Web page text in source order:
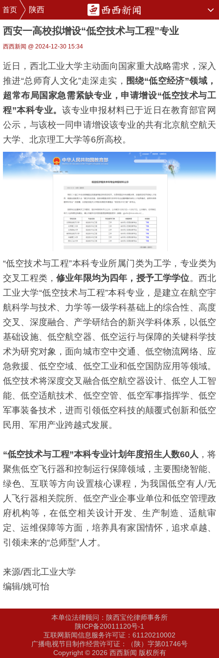
首页 陕西
西安一高校拟增设“低空技术与工程”专业
西西新闻 @ 2024-12-30 15:34
近日，西北工业大学主动面向国家重大战略需求，深入
推进“总师育人文化”走深走实， 围绕“低空经济”领域，
超常布局国家急需紧缺专业，申请增设“低空技术与工
程”本科专业。 该专业申报材料已于近日在教育部官网
公示，与该校一同申请增设该专业的共有北京航空航天
大学、北京理工大学等6所高校。
“低空技术与工程”本科专业所属门类为工学，专业类为
交叉工程类，修业年限均为四年，授予工学学位。西北
工业大学“低空技术与工程”本科专业，是建立在航空宇
航科学与技术、力学等一级学科基础上的综合性、高度
交叉、深度融合、产学研结合的新兴学科体系，以低空
基础设施、低空航空器、低空运行与保障的关键科学技
术为研究对象，面向城市空中交通、低空物流网络、应
急救援、低空空域、低空工业和低空国防应用等领域。
低空技术将深度交叉融合低空航空器设计、低空人工智
能、低空适航技术、低空空管、低空军事指挥学、低空
军事装备技术，进而引领低空科技的颠覆式创新和低空
民用、军用产业跨越式发展。
“低空技术与工程”本科专业计划年度招生人数60人 ，将
聚焦低空飞行器和控制运行保障领域，主要围绕智能、
绿色、互联等方向设置核心课程，为我国低空有人/无
人飞行器相关院所、低空产业企事业单位和低空管理政
府机构等，在低空相关设计开发、生产制造、适航审
定、运维保障等方面，培养具有家国情怀，追求卓越、
引领未来的“总师型”人才。
来源/西北工业大学
编辑/姚可怡
本单位法律顾问：陕西宝伦律师事务所
陕ICP备20011120号-1
互联网新闻信息服务许可证：61120210002
广播电视节目制作经营许可证：（陕）字第01746号
Copyright © 2026 西西新闻 版权所有